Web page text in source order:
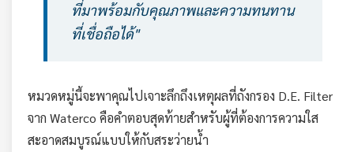
ที่มาพร้อมกับคุณภาพและความทนทาน
ที่เชื่อถือได้"
หมวดหมู่นี้จะพาคุณไปเจาะลึกถึงเหตุผลที่ถังกรอง D.E. Filter
จาก Waterco คือคำตอบสุดท้ายสำหรับผู้ที่ต้องการความใส
สะอาดสมบูรณ์แบบให้กับสระว่ายน้ำ